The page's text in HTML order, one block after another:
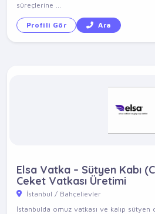
süreçlerine ...
Profili Gör Ara
Elsa Vatka – Sütyen Kabı
Ceket Vatkası Üretimi
İstanbul / Bahçelievler
İstanbulda omuz vatkası ve kalıp